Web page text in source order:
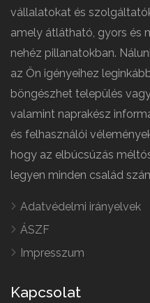
vállalatokat és
amely átlátható, gyors és
nehéz pillanatokban.
az Ön igényeihez
böngészhet település
valamint naprakész
és felhasználói
hogy az elbúcsúzás
legyen minden család
Adatvédelmi irányelvek
ÁSZF
Impresszum
Kapcsolat